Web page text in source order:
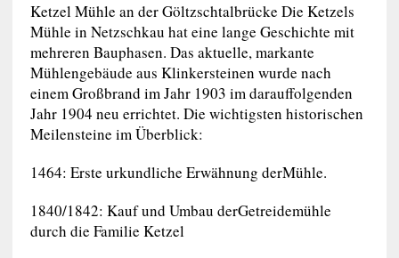
Ketzel Mühle an der Göltzschtalbrücke Die Ketzels
Mühle in Netzschkau hat eine lange Geschichte mit
mehreren Bauphasen. Das aktuelle, markante
Mühlengebäude aus Klinkersteinen wurde nach
einem Großbrand im Jahr 1903 im darauffolgenden
Jahr 1904 neu errichtet. Die wichtigsten historischen
Meilensteine im Überblick:
1464: Erste urkundliche Erwähnung derMühle.
1840/1842: Kauf und Umbau derGetreidemühle
durch die Familie Ketzel